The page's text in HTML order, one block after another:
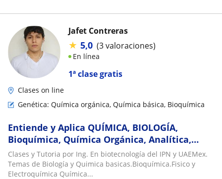
1ª clase gratis
Jafet Contreras
★ 5,0 (3 valoraciones)
En línea
Clases on line
Genética: Química orgánica, Química básica, Bioquímica
Entiende y Aplica QUÍMICA, BIOLOGÍA,
Bioquímica, Química Orgánica, Analítica,
Enzimatica, Inmunología y Genetica con Ing.
en Biotecnología
Clases y Tutoria por Ing. En biotecnología del IPN y UAEMex.
Temas de Biología y Quimica basicas.Bioquímica.Fisico y
Electroquímica Química...